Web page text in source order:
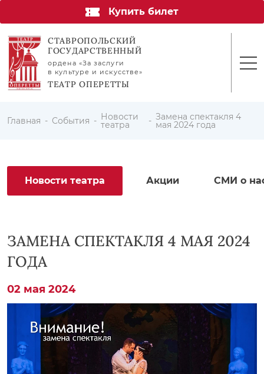
Купить билет
СТАВРОПОЛЬСКИЙ
ГОСУДАРСТВЕННЫЙ
ордена «За заслуги
в культуре и искусстве»
ТЕАТР ОПЕРЕТТЫ
Главная События Новости
театра
Замена спектакля 4
мая 2024 года
Новости театра Акции СМИ о
ЗАМЕНА СПЕКТАКЛЯ 4 МАЯ 2024
ГОДА
02 мая 2024